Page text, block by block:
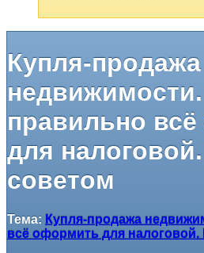
Купля-продажа
правильно
для
советом
Тема: Купля-продажа
всё оформить для налоговой.